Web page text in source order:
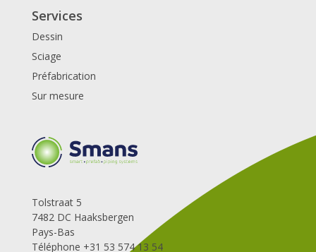
Services
Dessin
Sciage
Préfabrication
Sur mesure
Tolstraat 5
7482 DC Haaksbergen
Pays-Bas
Téléphone +31 53 574 13 54